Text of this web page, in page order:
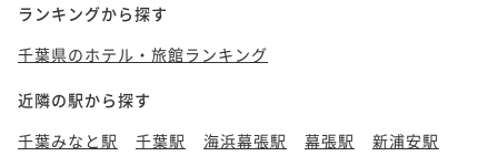
ランキングから探す
千葉県のホテル・旅館ランキング
近隣の駅から探す
千葉みなと駅
千葉駅 海浜幕張駅 幕張駅
新浦安駅